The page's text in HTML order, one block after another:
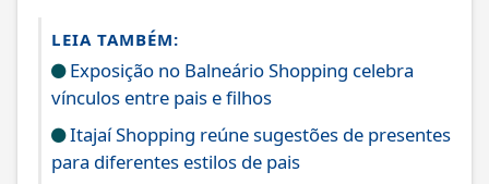
LEIA TAMBÉM:
Exposição no Balneário Shopping celebra
vínculos entre pais e filhos
Itajaí Shopping reúne sugestões de presentes
para diferentes estilos de pais